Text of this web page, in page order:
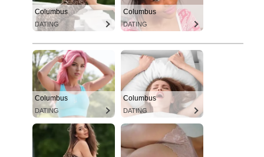
Columbus
DATING
Columbus
DATING
Columbus
DATING
Columbus
DATING